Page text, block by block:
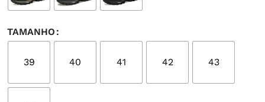
TAMANHO
39 40 41 42 43